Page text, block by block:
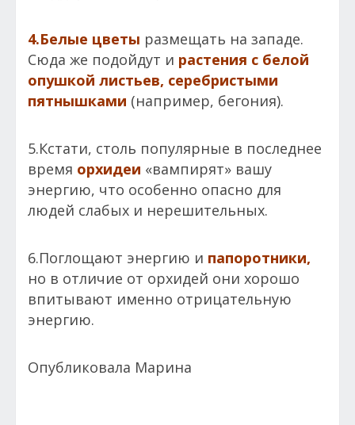
4.Белые цветы размещать на западе.
Сюда же подойдут и растения с белой
опушкой листьев, серебристыми
пятнышками (например, бегония).
5.Кстати, столь популярные в последнее
время орхидеи «вампирят» вашу
энергию, что особенно опасно для
людей слабых и нерешительных.
6.Поглощают энергию и папоротники,
но в отличие от орхидей они хорошо
впитывают именно отрицательную
энергию.
Опубликовала Марина